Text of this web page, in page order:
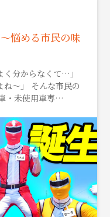
悩める市民の味
く分からなくて…」
ね～」 そんな市民の
・未使用車専…